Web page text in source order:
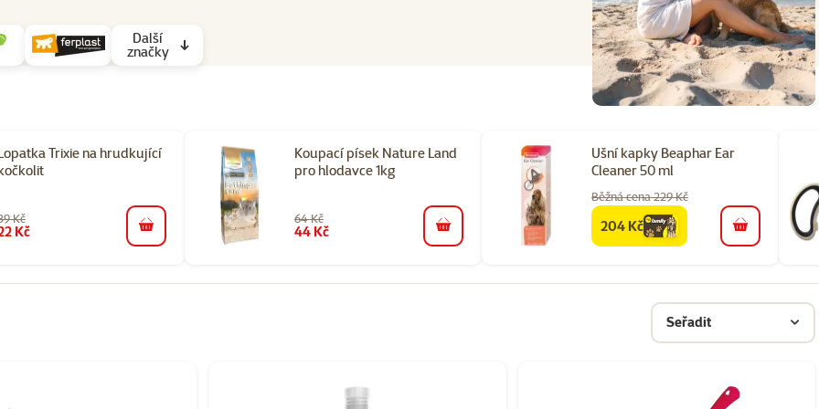
Další
značky
Trixie na hrudkující
Kč
Kč do košíku
Koupací písek Nature Land
pro hlodavce 1kg
64 Kč
44 Kč do košíku
Ušní kapky Beaphar Ear
Cleaner 50 ml
Běžná cena 229 Kč
familycena
204 Kč do košíku
Seřadit